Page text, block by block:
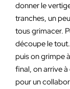
donner le
tranches, un
tous grimacer.
découpe le
puis on grimpe
final, on arrive à
pour un